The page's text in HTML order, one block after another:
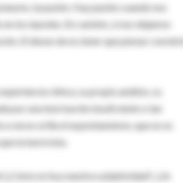
la pasión. Hay pasión cuando nos
los laureles. En cambio, si nos dejamos
El deseo de no tener que pensar
clínica, su propio análisis, su
por una teorización insuficiente o tan
veces orilla el espontaneísmo, que no es
la teoricista.
es hoy nuestra subjetividad? ¿Un